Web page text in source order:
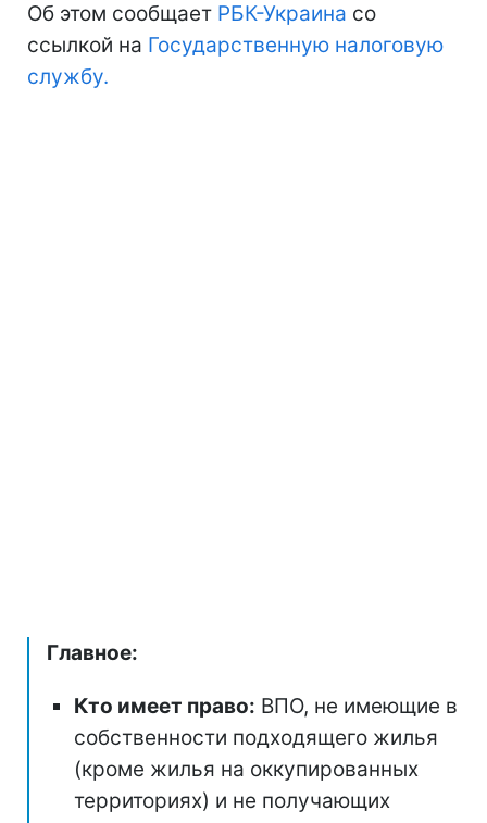
Об этом сообщает РБК-Украина со
ссылкой на Государственную налоговую
службу.
Главное:
Кто имеет право: ВПО, не имеющие в
собственности подходящего жилья
(кроме жилья на оккупированных
территориях) и не получающих